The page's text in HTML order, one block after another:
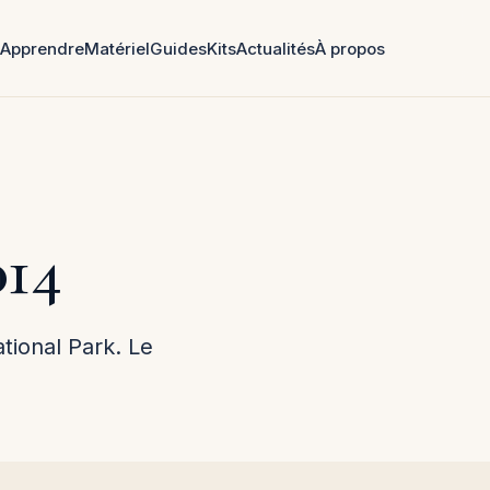
ApprendreMatérielGuidesKitsActualitésÀ propos
Park. Le